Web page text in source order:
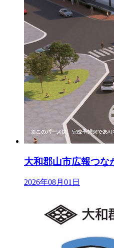
大和郡山市広報つな
2026年08月01日